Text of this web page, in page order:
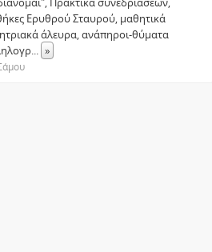
Ερυθρού Σταυρού, μαθητικά
άλευρα, ανάπηροι-θύματα
... »